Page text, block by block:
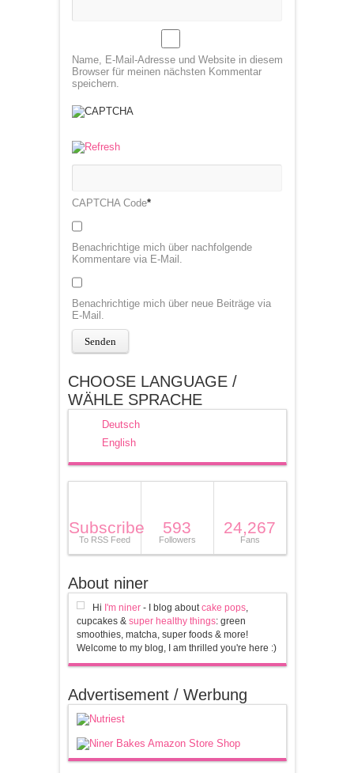
Name, E-Mail-Adresse und Website in diesem
Browser für meinen nächsten Kommentar
speichern.
CAPTCHA Code*
Benachrichtige mich über nachfolgende
Kommentare via E-Mail.
Benachrichtige mich über neue Beiträge via
E-Mail.
CHOOSE LANGUAGE /
WÄHLE SPRACHE
Deutsch
English
Subscribe
To RSS Feed
593
Followers
24,267
Fans
About niner
Hi I'm niner- I blog aboutcake pops,
cupcakes & super healthy things: green
smoothies, matcha, super foods & more!
Welcome to my blog, I am thrilled you're here :)
Advertisement / Werbung